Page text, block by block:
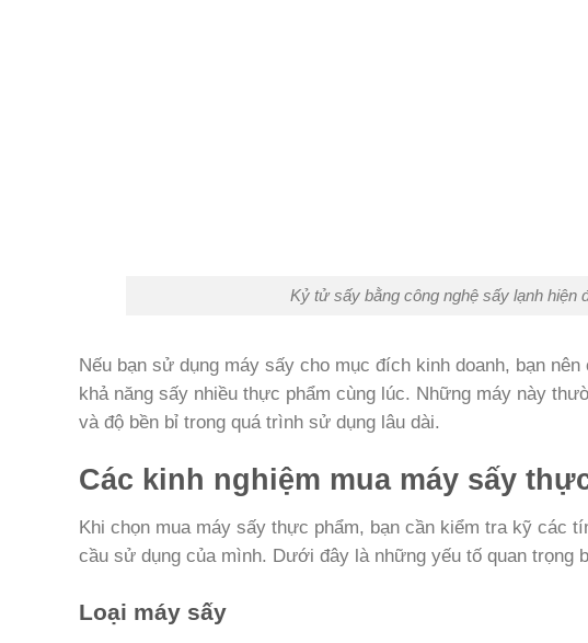
Kỷ tử sấy bằng công nghệ sấy lạnh hiện
Nếu bạn sử dụng máy sấy cho mục đích kinh doanh, bạn
khả năng sấy nhiều thực phẩm cùng lúc. Những máy này
và độ bền bỉ trong quá trình sử dụng lâu dài.
Các kinh nghiệm mua máy sấy
Khi chọn mua máy sấy thực phẩm, bạn cần kiểm tra kỹ các
cầu sử dụng của mình. Dưới đây là những yếu tố quan trọng
Loại máy sấy